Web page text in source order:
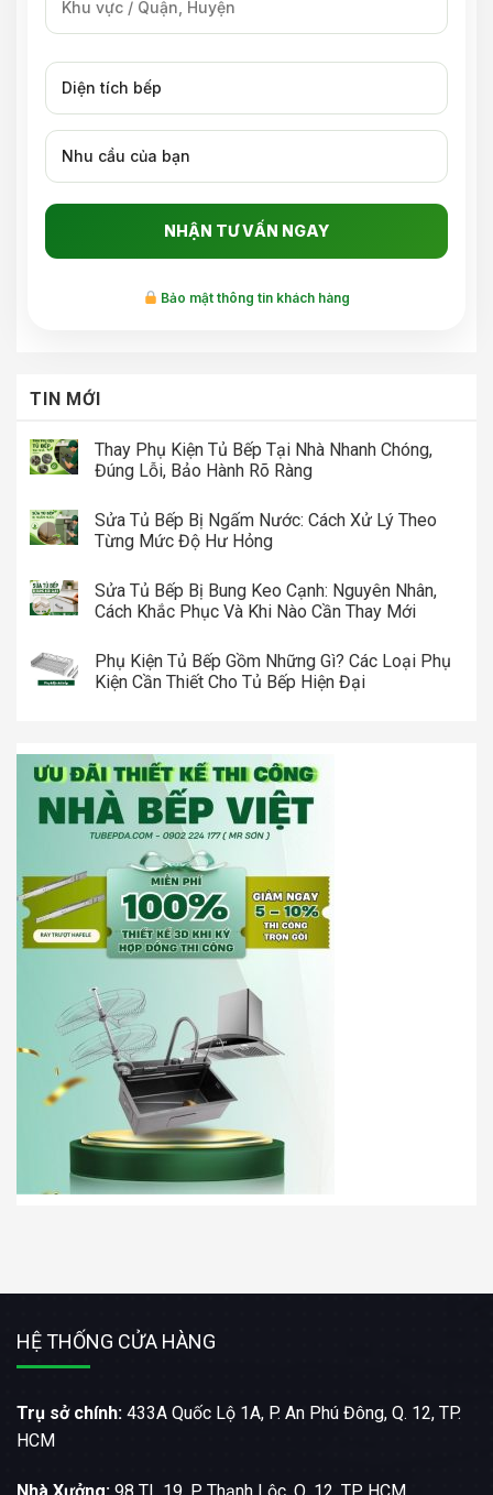
Bảo mật thông tin khách hàng
TIN MỚI
Thay Phụ Kiện Tủ Bếp Tại Nhà Nhanh Chóng,
Đúng Lỗi, Bảo Hành Rõ Ràng
Sửa Tủ Bếp Bị Ngấm Nước: Cách Xử Lý Theo
Từng Mức Độ Hư Hỏng
Sửa Tủ Bếp Bị Bung Keo Cạnh: Nguyên Nhân,
Cách Khắc Phục Và Khi Nào Cần Thay Mới
Phụ Kiện Tủ Bếp Gồm Những Gì? Các Loại Phụ
Kiện Cần Thiết Cho Tủ Bếp Hiện Đại
HỆ THỐNG CỬA HÀNG
Trụ sở chính: 433A Quốc Lộ 1A, P. An Phú Đông, Q. 12, TP.
HCM